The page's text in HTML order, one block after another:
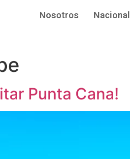
Nosotros Nacional
Punta Cana!